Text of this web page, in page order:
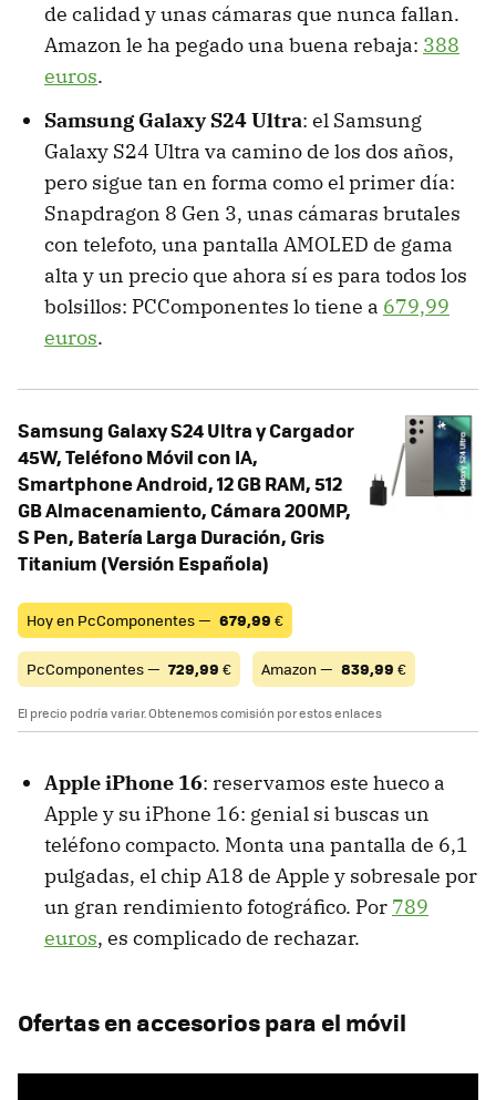
de calidad y unas cámaras que nunca fallan.
Amazon le ha pegado una buena rebaja: 388
euros.
Samsung Galaxy S24 Ultra: el Samsung
Galaxy S24 Ultra va camino de los dos años,
pero sigue tan en forma como el primer día:
Snapdragon 8 Gen 3, unas cámaras brutales
con telefoto, una pantalla AMOLED de gama
alta y un precio que ahora sí es para todos los
bolsillos: PCComponentes lo tiene a 679,99
euros.
Samsung Galaxy S24 Ultra y Cargador
45W, Teléfono Móvil con IA,
Smartphone Android, 12 GB RAM, 512
GB Almacenamiento, Cámara 200MP,
S Pen, Batería Larga Duración, Gris
Titanium (Versión Española)
Hoy en PcComponentes — 679,99 €
PcComponentes — 729,99 € Amazon — 839,99 €
El precio podría variar. Obtenemos comisión por estos enlaces
Apple iPhone 16: reservamos este hueco a
Apple y su iPhone 16: genial si buscas un
teléfono compacto. Monta una pantalla de 6,1
pulgadas, el chip A18 de Apple y sobresale por
un gran rendimiento fotográfico. Por 789
euros, es complicado de rechazar.
Ofertas en accesorios para el móvil